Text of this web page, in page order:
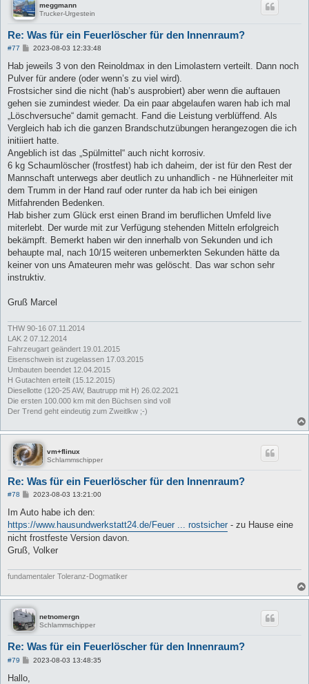
meggmann
Trucker-Urgestein
Re: Was für ein Feuerlöscher für den Innenraum?
#77
B
i
r
a
2023-08-03 12:33:48
Hab jeweils 3 von den Reinoldmax in den Limolastern verteilt. Dann noch
Pulver für andere (oder wenn’s zu viel wird).
Frostsicher sind die nicht (hab’s ausprobiert) aber wenn die auftauen
gehen sie zumindest wieder. Da ein paar abgelaufen waren hab ich mal
„Löschversuche“ damit gemacht. Fand die Leistung verblüffend. Als
Vergleich hab ich die ganzen Brandschutzübungen herangezogen die ich
initiiert hatte.
Angeblich ist das „Spülmittel“ auch nicht korrosiv.
6 kg Schaumlöscher (frostfest) hab ich daheim, der ist für den Rest der
Mannschaft unterwegs aber deutlich zu unhandlich - ne Hühnerleiter mit
dem Trumm in der Hand rauf oder runter da hab ich bei einigen
Mitfahrenden Bedenken.
Hab bisher zum Glück erst einen Brand im beruflichen Umfeld live
miterlebt. Der wurde mit zur Verfügung stehenden Mitteln erfolgreich
bekämpft. Bemerkt haben wir den innerhalb von Sekunden und ich
behaupte mal, nach 10/15 weiteren unbemerkten Sekunden hätte da
keiner von uns Amateuren mehr was gelöscht. Das war schon sehr
instruktiv.
Gruß Marcel
THW 90-16 07.11.2014
LAK 2 07.12.2014
Fahrzeugart geändert 19.01.2015
Eisenschwein ist zugelassen 17.03.2015
Umbauten beendet 12.04.2015
H Gutachten erteilt (15.12.2015)
Diesellotte (120-25 AW, Bautrupp mit H) 26.02.2021
Die ersten 100.000 km mit den Büchsen sind voll
Der Trend geht eindeutig zum Zweitlkw ;-)
vm+flinux
Schlammschipper
Re: Was für ein Feuerlöscher für den Innenraum?
#78
B
i
r
a
g
2023-08-03 13:21:00
Im Auto habe ich den:
https://www.hausundwerkstatt24.de/Feuer ... rostsicher - zu Hause eine
nicht frostfeste Version davon.
Gruß, Volker
fundamentaler Toleranz-Dogmatiker
netnomergn
Schlammschipper
Re: Was für ein Feuerlöscher für den Innenraum?
#79
B2023-08-03 13:48:35
Hallo,